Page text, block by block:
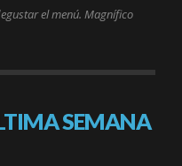
el menú. Magnífico
SEMANA